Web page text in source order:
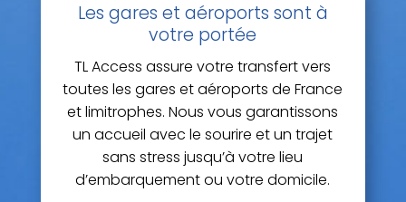
Les gares et aéroports sont à
votre portée
TL Access assure votre transfert vers
toutes les gares et aéroports de France
et limitrophes. Nous vous garantissons
un accueil avec le sourire et un trajet
sans stress jusqu’à votre lieu
d’embarquement ou votre domicile.